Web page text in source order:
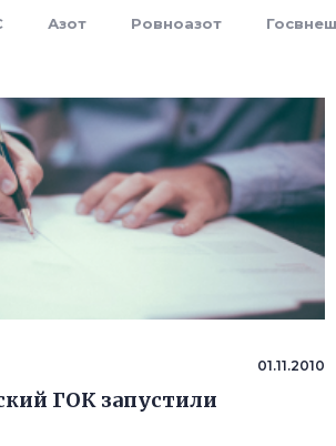
Азот Ровноазот
01.11.2010
ГОК запустили